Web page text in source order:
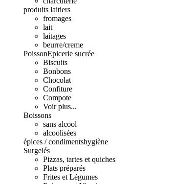
produits laitiers
fromages
lait
laitages
beurre/creme
PoissonEpicerie sucrée
Biscuits
Bonbons
Chocolat
Confiture
Compote
Voir plus...
Boissons
sans alcool
alcoolisées
épices / condimentshygiène
Surgelés
Pizzas, tartes et quiches
Plats préparés
Frites et Légumes